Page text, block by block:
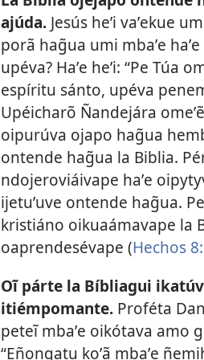
ajúda.Jesús heʼi vaʼekue
porã hag̃ua umi mbaʼe
upéva? Haʼe heʼi: “Pe Túa
espíritu sánto, upéva
Upéicharõ Ñandejára
oipurúva ojapo hag̃ua
ontende hag̃ua la Biblia.
ndojeroviáivape haʼe
ijetuʼuve ontende hag̃ua.
kristiáno oikuaámavape la
oaprendesévape (Hechos
Oĩ párte la Bíbliagui
itiémpomante.Proféta
peteĩ mbaʼe oikótava amo
“Eñongatu koʼã mbaʼe